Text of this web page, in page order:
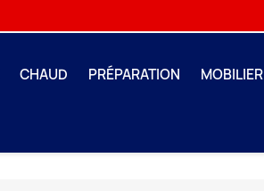
CHAUD PRÉPARATION MOBILIER